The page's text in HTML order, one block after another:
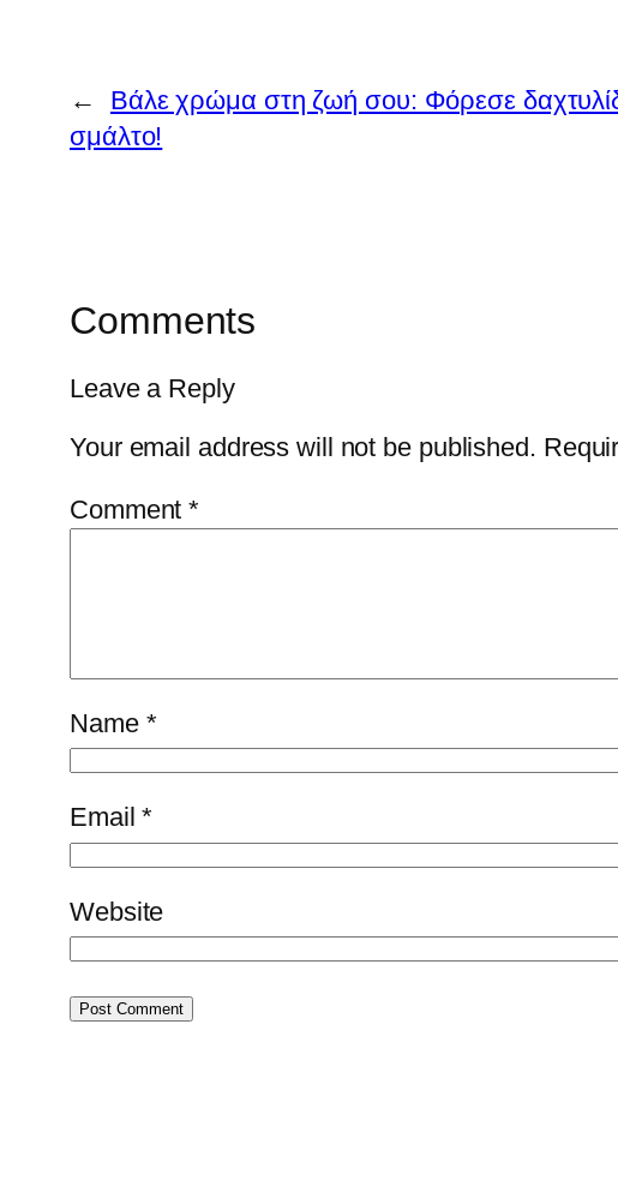
←
Βάλε χρώμα στη ζωή σου: Φόρεσε
σμάλτο!
Comments
Leave a Reply
Your email address will not be published.
Comment*
Name *
Email*
Website